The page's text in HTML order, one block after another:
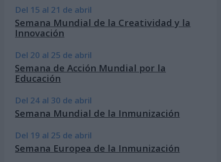
Del 15 al 21 de abril
Semana Mundial de la Creatividad y la
Innovación
Del 20 al 25 de abril
Semana de Acción Mundial por la
Educación
Del 24 al 30 de abril
Semana Mundial de la Inmunización
Del 19 al 25 de abril
Semana Europea de la Inmunización